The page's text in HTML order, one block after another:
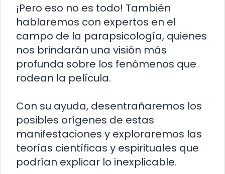
¡Pero eso no es todo! También
hablaremos con expertos en el
campo de la parapsicología, quienes
nos brindarán una visión más
profunda sobre los fenómenos que
rodean la película.
Con su ayuda, desentrañaremos los
posibles orígenes de estas
manifestaciones y exploraremos las
teorías científicas y espirituales que
podrían explicar lo inexplicable.